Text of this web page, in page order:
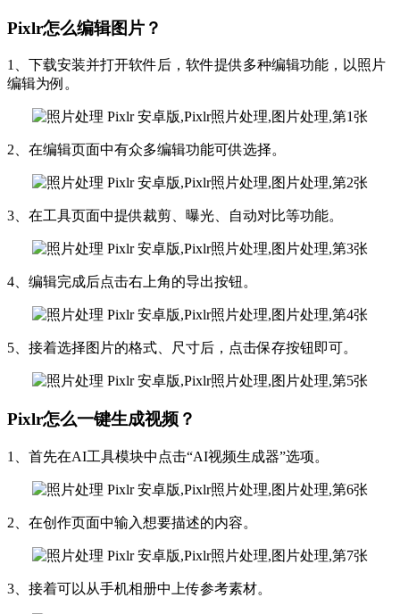
Pixlr怎么编辑图片？
1、下载安装并打开软件后，软件提供多种编辑功能，以照片
编辑为例。
2、在编辑页面中有众多编辑功能可供选择。
3、在工具页面中提供裁剪、曝光、自动对比等功能。
4、编辑完成后点击右上角的导出按钮。
5、接着选择图片的格式、尺寸后，点击保存按钮即可。
Pixlr怎么一键生成视频？
1、首先在AI工具模块中点击“AI视频生成器”选项。
2、在创作页面中输入想要描述的内容。
3、接着可以从手机相册中上传参考素材。